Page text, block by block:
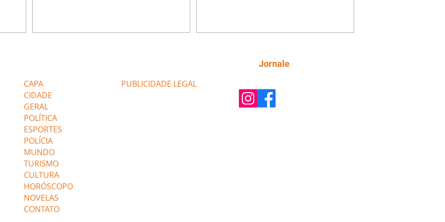
alagamento nas casas ou incêndios. E aí, q
comentários de uma publicação do
jornalista Márcio Rolim, que analisava o
CAPA
CIDADE
GERAL
POLÍTICA
ESPORTES
POLÍCIA
MUNDO
TURISMO
CULTURA
HORÓSCOPO
NOVELAS
CONTATO
PUBLICIDADE LEGAL
Jornale